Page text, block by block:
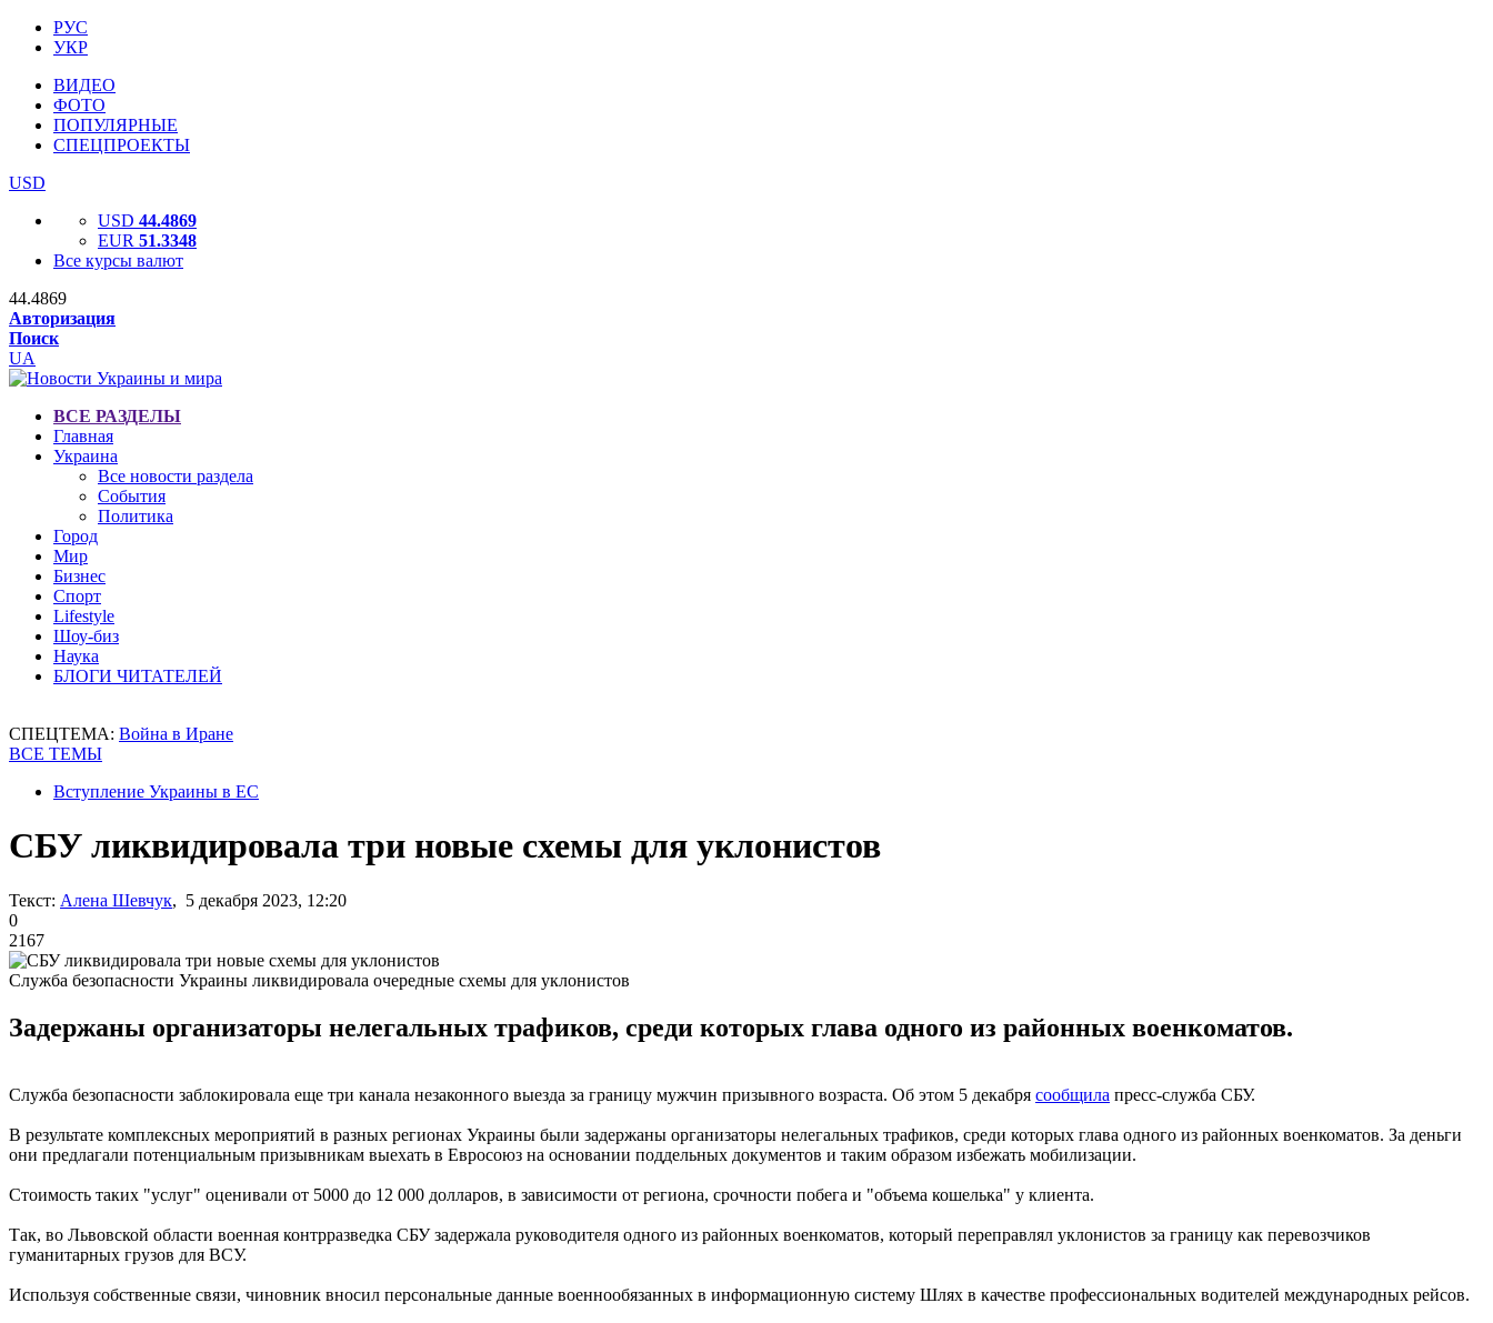
РУС
УКР
ВИДЕО
ФОТО
ПОПУЛЯРНЫЕ
СПЕЦПРОЕКТЫ
USD
USD 44.4869
EUR 51.3348
Все курсы валют
44.4869
Авторизация
Поиск
UA
ВСЕ РАЗДЕЛЫ
Главная
Украина
Все новости раздела
События
Политика
Город
Мир
Бизнес
Спорт
Lifestyle
Шоу-биз
Наука
БЛОГИ ЧИТАТЕЛЕЙ
СПЕЦТЕМА: Война в Иране
ВСЕ ТЕМЫ
Вступление Украины в ЕС
СБУ ликвидировала три новые схемы для уклонистов
Текст: Алена Шевчук, 5 декабря 2023, 12:20
0
2167
Служба безопасности Украины ликвидировала очередные схемы для уклонистов
Задержаны организаторы нелегальных трафиков, среди которых глава одного из районных военкоматов.
Служба безопасности заблокировала еще три канала незаконного выезда за границу мужчин призывного возраста. Об этом 5 декабря сообщила пресс-служба СБУ.
В результате комплексных мероприятий в разных регионах Украины были задержаны организаторы нелегальных трафиков, среди которых глава одного из районных военкоматов. За деньги
они предлагали потенциальным призывникам выехать в Евросоюз на основании поддельных документов и таким образом избежать мобилизации.
Стоимость таких "услуг" оценивали от 5000 до 12 000 долларов, в зависимости от региона, срочности побега и "объема кошелька" у клиента.
Так, во Львовской области военная контрразведка СБУ задержала руководителя одного из районных военкоматов, который переправлял уклонистов за границу как перевозчиков
гуманитарных грузов для ВСУ.
Используя собственные связи, чиновник вносил персональные данные военнообязанных в информационную систему Шлях в качестве профессиональных водителей международных рейсов.